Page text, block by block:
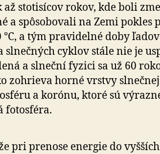
až stotisícov rokov, kde boli
a spôsobovali na Zemi pokles
°C, a tým pravidelné doby
slnečných cyklov stále nie je
a slneční fyzici sa už 60
zohrieva horné vrstvy
a korónu, ktoré sú
fotosféra.
že pri prenose energie do